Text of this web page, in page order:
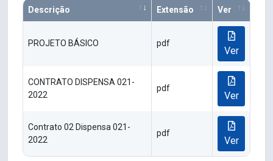
Descrição Extensão Ver
PROJETO BÁSICO pdf
Ver
CONTRATO DISPENSA 021-
2022
pdf
Ver
Contrato 02 Dispensa 021-
2022
pdf
Ver